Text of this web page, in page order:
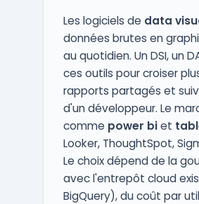
Les logiciels de data
données brutes en
au quotidien. Un DSI, un
ces outils pour croiser
rapports partagés et
d'un développeur. Le
comme power biet
Looker, ThoughtSpot,
Le choix dépend de la
avec l'entrepôt cloud
BigQuery), du coût par